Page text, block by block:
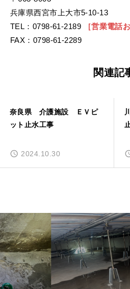
兵庫県西宮市上大市5-10-13
TEL：0798-61-2189
［営業電話
FAX：0798-61-2289
関連記
奈良県 介護施設 ＥＶピ
ット止水工事
2024.10.30